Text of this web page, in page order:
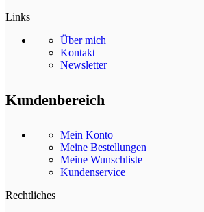
Links
Über mich
Kontakt
Newsletter
Kundenbereich
Mein Konto
Meine Bestellungen
Meine Wunschliste
Kundenservice
Rechtliches